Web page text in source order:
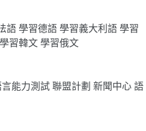
語學習德語學習義大利語學習
學習韓文學習俄文
能力測試聯盟計劃 新聞中心語